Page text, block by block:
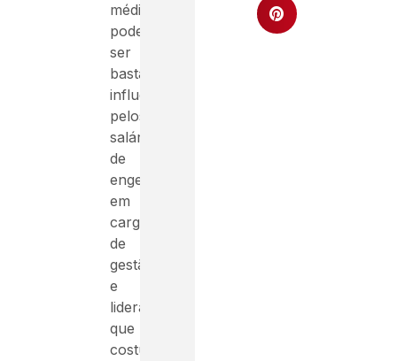
média
pode
ser
bastante
influenciada
pelos
salários
de
engenheiros
em
cargos
de
gestão
e
liderança,
que
costumam